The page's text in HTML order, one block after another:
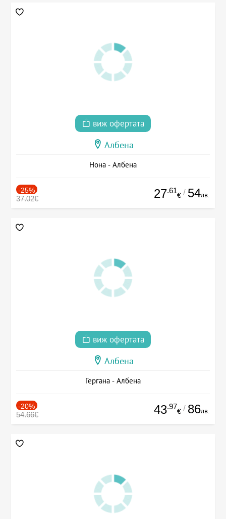
виж офертата
Албена
Нона - Албена
-25%
37.02€ 27.61
€ / 54лв.
виж офертата
Албена
Гергана - Албена
-20%
54.66€ 43.97
€ / 86лв.